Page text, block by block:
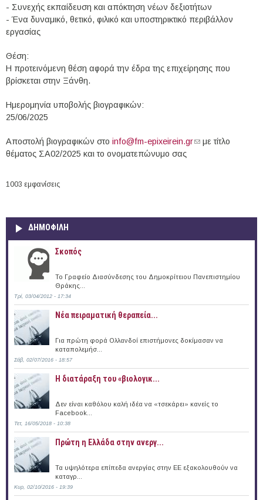
- Συνεχής εκπαίδευση και απόκτηση νέων δεξιοτήτων
- Ένα δυναμικό, θετικό, φιλικό και υποστηρικτικό περιβάλλον
εργασίας
Θέση:
Η προτεινόμενη θέση αφορά την έδρα της επιχείρησης που
βρίσκεται στην Ξάνθη.
Ημερομηνία υποβολής βιογραφικών:
25/06/2025
Αποστολή βιογραφικών στο info@fm-epixeirein.gr(link sends e-mail)
με τίτλο
θέματος ΣΑ02/2025 και το ονοματεπώνυμο σας
1003 εμφανίσεις
ΔΗΜΟΦΙΛΗ
Σκοπός
Το Γραφείο Διασύνδεσης του Δημοκρίτειου Πανεπιστημίου
Θράκης...
Τρί, 03/04/2012 - 17:34
Νέα πειραματική θεραπεία...
Για πρώτη φορά Ολλανδοί επιστήμονες δοκίμασαν να
καταπολεμήσ...
Σάβ, 02/07/2016 - 18:57
Η διατάραξη του «βιολογικ...
Δεν είναι καθόλου καλή ιδέα να «τσεκάρει» κανείς το
Facebook...
Τετ, 16/05/2018 - 10:38
Πρώτη η Ελλάδα στην ανεργ...
Τα υψηλότερα επίπεδα ανεργίας στην ΕΕ εξακολουθούν να
καταγρ...
Κυρ, 02/10/2016 - 19:39